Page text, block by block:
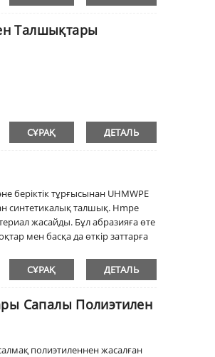
Талшықтары
СҰРАҚ ДЕТАЛЬ
беріктік тұрғысынан UHMWPE
синтетикалық талшық. Hmpe
жасайды. Бұл абразияға өте
мен басқа да өткір заттарға
СҰРАҚ ДЕТАЛЬ
Сапалы Полиэтилен
полиэтиленнен жасалған